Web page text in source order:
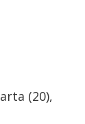
(20),